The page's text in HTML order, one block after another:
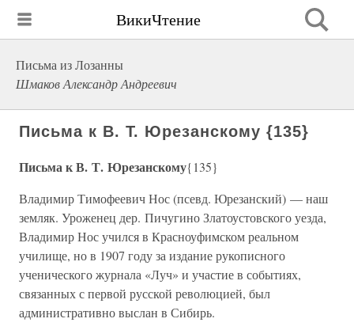
ВикиЧтение
Письма из Лозанны
Шмаков Александр Андреевич
Письма к В. Т. Юрезанскому {135}
Письма к В. Т. Юрезанскому{135}
Владимир Тимофеевич Нос (псевд. Юрезанский) — наш
земляк. Уроженец дер. Пичугино Златоустовского уезда,
Владимир Нос учился в Красноуфимском реальном
училище, но в 1907 году за издание рукописного
ученического журнала «Луч» и участие в событиях,
связанных с первой русской революцией, был
административно выслан в Сибирь.